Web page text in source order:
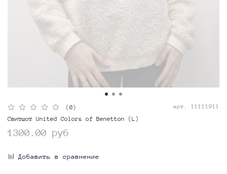
(0) арт. 11111911
Свитшот United Colors of Benetton (L)
1300.00 руб
Добавить в сравнение